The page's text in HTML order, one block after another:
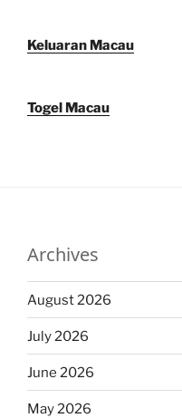
Keluaran Macau
Togel Macau
Archives
August 2026
July 2026
June 2026
May 2026